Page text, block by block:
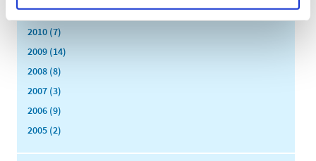
2011 (13)
2010 (7)
2009 (14)
2008 (8)
2007 (3)
2006 (9)
2005 (2)